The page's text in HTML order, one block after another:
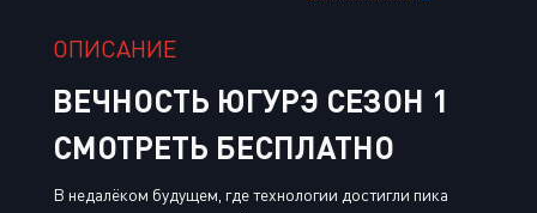
ОПИСАНИЕ
ВЕЧНОСТЬ ЮГУРЭ СЕЗОН 1
СМОТРЕТЬ БЕСПЛАТНО
В недалёком будущем, где технологии достигли пика